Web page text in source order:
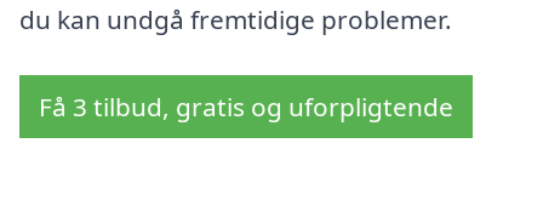
du kan undgå fremtidige problemer.
Få 3 tilbud, gratis og uforpligtende